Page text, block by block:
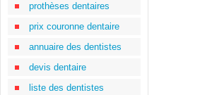
prothèses dentaires
prix couronne dentaire
annuaire des dentistes
devis dentaire
liste des dentistes